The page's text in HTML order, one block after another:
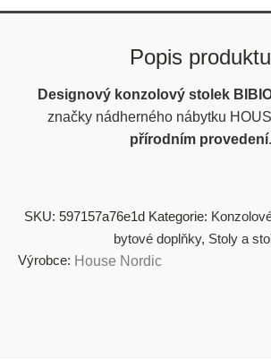
Popis produktu
Designový konzolový stolek
značky nádherného nábytku
přírodnímprovedení.
SKU: 597157a76e1d Kategorie:
bytové doplňky, Stoly a
Výrobce: House Nordic